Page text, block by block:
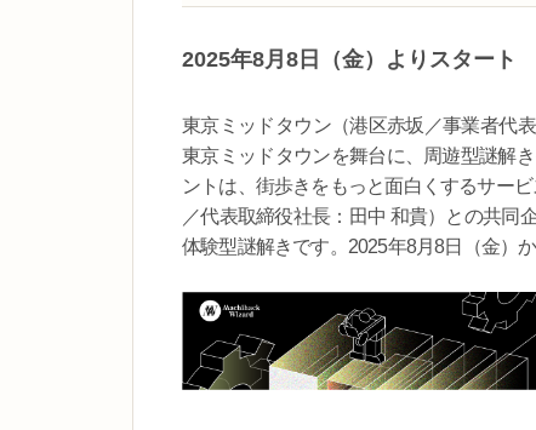
2025年8月8日（金）よりスタート
東京ミッドタウン（港区赤坂／事業者代
東京ミッドタウンを舞台に、周遊型謎解
ントは、街歩きをもっと面白くするサー
／代表取締役社長：田中 和貴）との共同
体験型謎解きです。2025年8月8日（金）